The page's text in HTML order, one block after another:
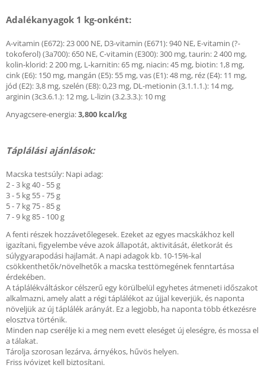
Adalékanyagok 1 kg-onként:
A-vitamin (E672): 23 000 NE, D3-vitamin (E671): 940 NE, E-vitamin (?-
tokoferol) (3a700): 650 NE, C-vitamin (E300): 300 mg, taurin: 2 400 mg,
kolin-klorid: 2 200 mg, L-karnitin: 65 mg, niacin: 45 mg, biotin: 1,8 mg,
cink (E6): 150 mg, mangán (E5): 55 mg, vas (E1): 48 mg, réz (E4): 11 mg,
jód (E2): 3,8 mg, szelén (E8): 0,23 mg, DL-metionin (3.1.1.1.): 14 mg,
arginin (3c3.6.1.): 12 mg, L-lizin (3.2.3.3.): 10 mg
Anyagcsere-energia:3,800 kcal/kg
Táplálási ajánlások:
Macska testsúly: Napi adag:
2 - 3 kg 40 - 55 g
3 - 5 kg 55 - 75 g
5 - 7 kg 75 - 85 g
7 - 9 kg 85 - 100 g
A fenti részek hozzávetőlegesek. Ezeket az egyes macskákhoz kell
igazítani, figyelembe véve azok állapotát, aktivitását, életkorát és
súlygyarapodási hajlamát. A napi adagok kb. 10-15%-kal
csökkenthetők/növelhetők a macska testtömegének fenntartása
érdekében.
A táplálékváltáskor célszerű egy körülbelül egyhetes átmeneti időszakot
alkalmazni, amely alatt a régi táplálékot az újjal keverjük, és naponta
növeljük az új táplálék arányát. Ez a legjobb, ha naponta több étkezésre
elosztva történik.
Minden nap cserélje ki a meg nem evett eleséget új eleségre, és mossa el
a tálakat.
Tárolja szorosan lezárva, árnyékos, hűvös helyen.
Friss ivóvizet kell biztosítani.